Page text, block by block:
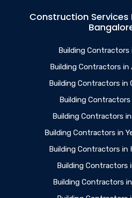
Construction Services
Building Contractors
Building Contractors in
Building Contractors in
Building Contractors
Building Contractors in
Building Contractors in
Building Contractors in
Building Contractors
Building Contractors